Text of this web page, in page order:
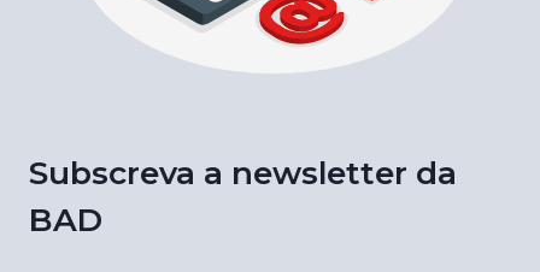
Subscreva a newsletter da
BAD